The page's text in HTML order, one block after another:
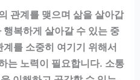
관계를 맺으며 삶을 살아갑
복하게 살아갈 수 있는 중
를 소중히 여기기 위해서
는 노력이 필요합니다. 소통